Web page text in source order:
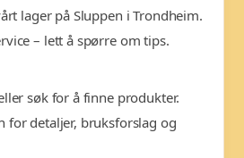
lager på Sluppen i Trondheim.
– lett å spørre om tips.
søk for å finne produkter.
for detaljer, bruksforslag og